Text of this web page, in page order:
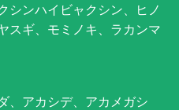
シンハイビャクシン、ヒノ
スギ、モミノキ、ラカンマ
、アカシデ、アカメガシ